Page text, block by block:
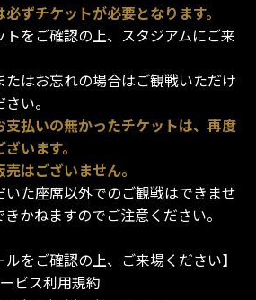
ずチケットが必要となります。
をご確認の上、スタジアムにご来
はお忘れの場合はご観戦いただけ
い。
払いの無かったチケットは、再度
います。
はございません。
た座席以外でのご観戦はできませ
かねますのでご注意ください。
ルをご確認の上、ご来場ください】
ビス利用規約